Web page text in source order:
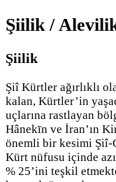
Şiilik / Alevilik
Şiilik
Şiî Kürtler ağırlıklı
kalan, Kürtler’in
uçlarına rastlayan
Hânekīn ve İran’ın
önemli bir kesimi Şiî-
Kürt nüfusu içinde
% 25’ini teşkil